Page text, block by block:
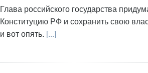
Глава российского государства
Конституцию РФ и сохранить свою
и вот опять. [...]